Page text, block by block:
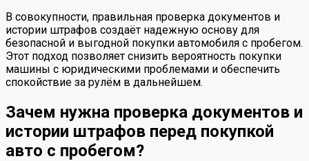
В совокупности, правильная проверка документов и
истории штрафов создаёт надежную основу для
безопасной и выгодной покупки автомобиля с пробегом.
Этот подход позволяет снизить вероятность покупки
машины с юридическими проблемами и обеспечить
спокойствие за рулём в дальнейшем.
Зачем нужна проверка документов и
истории штрафов перед покупкой
авто с пробегом?